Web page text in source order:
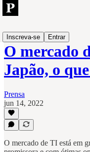
Inscreva-se
Entrar
O mercado
Japão, o
Prensa
jun 14, 2022
O mercado de TI está em